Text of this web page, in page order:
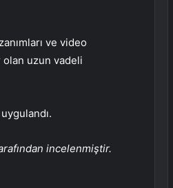
ve video
olan uzun vadeli
incelenmiştir.